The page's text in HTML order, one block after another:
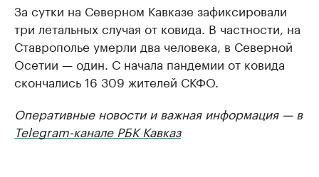
За сутки на Северном Кавказе зафиксировали
три летальных случая от ковида. В частности, на
Ставрополье умерли два человека, в Северной
Осетии — один. С начала пандемии от ковида
скончались 16 309 жителей СКФО.
Оперативные новости и важная информация — в
Telegram-канале РБК Кавказ